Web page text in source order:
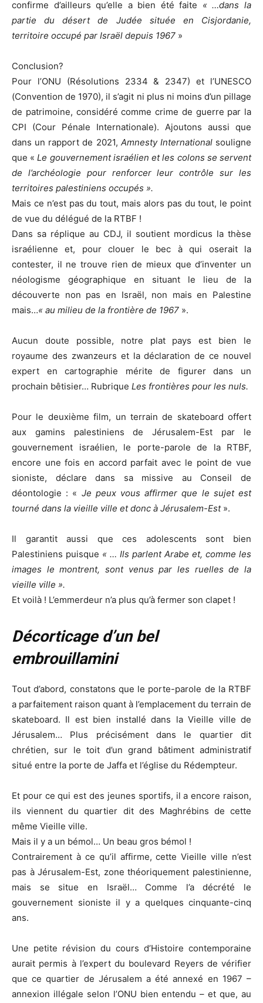
confirme d’ailleurs qu’elle a bien été faite « …dans la
partie du désert de Judée située en Cisjordanie,
territoire occupé par Israël depuis 1967 »
Conclusion?
Pour l’ONU (Résolutions 2334 & 2347) et l’UNESCO
(Convention de 1970), il s’agit ni plus ni moins d’un pillage
de patrimoine, considéré comme crime de guerre par la
CPI (Cour Pénale Internationale). Ajoutons aussi que
dans un rapport de 2021, Amnesty International souligne
que «Le gouvernement israélien et les colons se servent
de l’archéologie pour renforcer leur contrôle sur les
territoires palestiniens occupés ».
Mais ce n’est pas du tout, mais alors pas du tout, le point
de vue du délégué de la RTBF !
Dans sa réplique au CDJ, il soutient mordicus la thèse
israélienne et, pour clouer le bec à qui oserait la
contester, il ne trouve rien de mieux que d’inventer un
néologisme géographique en situant le lieu de la
découverte non pas en Israël, non mais en Palestine
mais…« au milieu de la frontière de 1967 ».
Aucun doute possible, notre plat pays est bien le
royaume des zwanzeurs et la déclaration de ce nouvel
expert en cartographie mérite de figurer dans un
prochain bêtisier… Rubrique Les frontières pour les nuls.
Pour le deuxième film, un terrain de skateboard offert
aux gamins palestiniens de Jérusalem-Est par le
gouvernement israélien, le porte-parole de la RTBF,
encore une fois en accord parfait avec le point de vue
sioniste, déclare dans sa missive au Conseil de
déontologie : « Je peux vous affirmer que le sujet est
tourné dans la vieille ville et donc à Jérusalem-Est».
Il garantit aussi que ces adolescents sont bien
Palestiniens puisque « … Ils parlent Arabe et, comme les
images le montrent, sont venus par les ruelles de la
vieille ville ».
Et voilà ! L’emmerdeur n’a plus qu’à fermer son clapet !
Décorticage d’un bel
embrouillamini
Tout d’abord, constatons que le porte-parole de la RTBF
a parfaitement raison quant à l’emplacement du terrain de
skateboard. Il est bien installé dans la Vieille ville de
Jérusalem… Plus précisément dans le quartier dit
chrétien, sur le toit d’un grand bâtiment administratif
situé entre la porte de Jaffa et l’église du Rédempteur.
Et pour ce qui est des jeunes sportifs, il a encore raison,
ils viennent du quartier dit des Maghrébins de cette
même Vieille ville.
Mais il y a un bémol… Un beau gros bémol !
Contrairement à ce qu’il affirme, cette Vieille ville n’est
pas à Jérusalem-Est, zone théoriquement palestinienne,
mais se situe en Israël… Comme l’a décrété le
gouvernement sioniste il y a quelques cinquante-cinq
ans.
Une petite révision du cours d’Histoire contemporaine
aurait permis à l’expert du boulevard Reyers de vérifier
que ce quartier de Jérusalem a été annexé en 1967 –
annexion illégale selon l’ONU bien entendu – et que, au